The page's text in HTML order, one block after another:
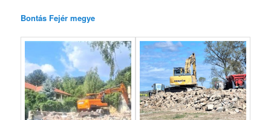
Bontás Fejér megye